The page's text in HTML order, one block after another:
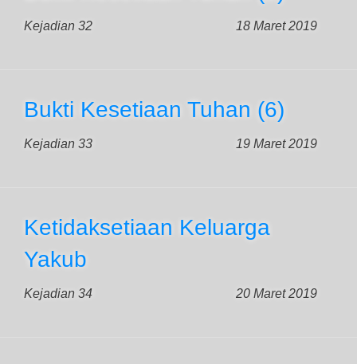
Kejadian 32 18 Maret 2019
Bukti Kesetiaan Tuhan (6)
Kejadian 33 19 Maret 2019
Ketidaksetiaan Keluarga
Yakub
Kejadian 34 20 Maret 2019